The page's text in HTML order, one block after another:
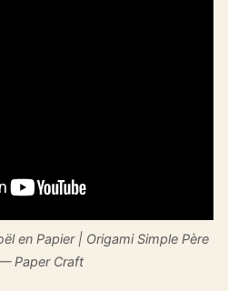
en Papier | Origami Simple Père
Paper Craft